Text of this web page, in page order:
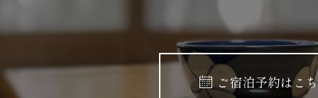
ご宿泊予約はこ